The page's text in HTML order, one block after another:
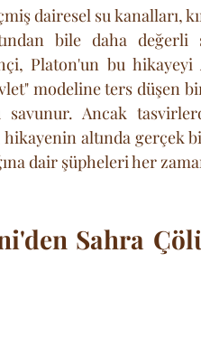
dairesel su kanalları,
Platon'un bu hikayeyi
modeline ters düşen
savunur. Ancak
hikayenin altında gerçek
dair şüpheleri her
Sahra